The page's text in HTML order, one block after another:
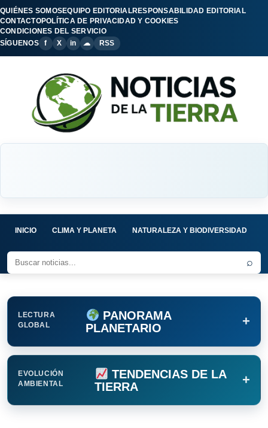
QUIÉNES SOMOSEQUIPO EDITORIALRESPONSABILIDAD EDITORIAL
CONTACTOPOLÍTICA DE PRIVACIDAD Y COOKIES
CONDICIONES DEL SERVICIO
SÍGUENOS
f X in ☁ RSS
INICIO CLIMA Y PLANETA NATURALEZA Y BIODIVERSIDAD
⌕
LECTURA
GLOBAL
PANORAMA
PLANETARIO
+
EVOLUCIÓN
AMBIENTAL
TENDENCIAS DE LA
TIERRA
+